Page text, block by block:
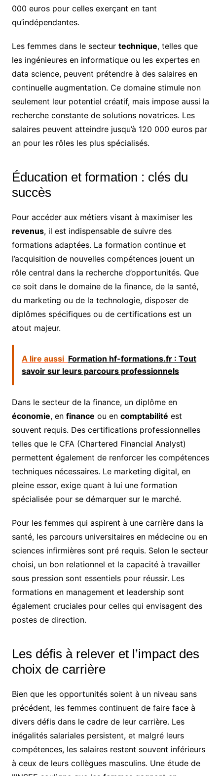
000 euros pour celles exerçant en tant
qu’indépendantes.
Les femmes dans le secteur technique, telles que
les ingénieures en informatique ou les expertes en
data science, peuvent prétendre à des salaires en
continuelle augmentation. Ce domaine stimule non
seulement leur potentiel créatif, mais impose aussi la
recherche constante de solutions novatrices. Les
salaires peuvent atteindre jusqu’à 120 000 euros par
an pour les rôles les plus spécialisés.
Éducation et formation : clés du
succès
Pour accéder aux métiers visant à maximiser les
revenus, il est indispensable de suivre des
formations adaptées. La formation continue et
l’acquisition de nouvelles compétences jouent un
rôle central dans la recherche d’opportunités. Que
ce soit dans le domaine de la finance, de la santé,
du marketing ou de la technologie, disposer de
diplômes spécifiques ou de certifications est un
atout majeur.
A lire aussi Formation hf-formations.fr : Tout
savoir sur leurs parcours professionnels
Dans le secteur de la finance, un diplôme en
économie, en finance ou en comptabilité est
souvent requis. Des certifications professionnelles
telles que le CFA (Chartered Financial Analyst)
permettent également de renforcer les compétences
techniques nécessaires. Le marketing digital, en
pleine essor, exige quant à lui une formation
spécialisée pour se démarquer sur le marché.
Pour les femmes qui aspirent à une carrière dans la
santé, les parcours universitaires en médecine ou en
sciences infirmières sont pré requis. Selon le secteur
choisi, un bon relationnel et la capacité à travailler
sous pression sont essentiels pour réussir. Les
formations en management et leadership sont
également cruciales pour celles qui envisagent des
postes de direction.
Les défis à relever et l’impact des
choix de carrière
Bien que les opportunités soient à un niveau sans
précédent, les femmes continuent de faire face à
divers défis dans le cadre de leur carrière. Les
inégalités salariales persistent, et malgré leurs
compétences, les salaires restent souvent inférieurs
à ceux de leurs collègues masculins. Une étude de